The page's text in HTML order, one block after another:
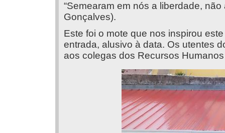
“Semearam em nós a liberdade,
Gonçalves).
Este foi o mote que nos inspirou
entrada, alusivo à data. Os utentes
aos colegas dos Recursos